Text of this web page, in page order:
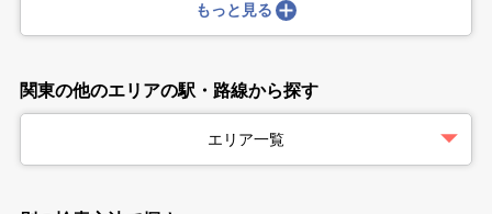
もっと見る
関東の他のエリアの駅・路線から探す
エリア一覧